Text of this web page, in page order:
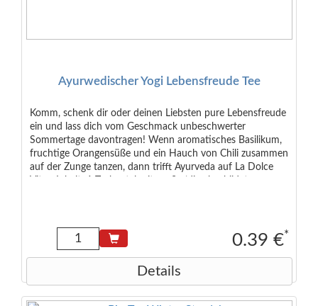
Ayurwedischer Yogi Lebensfreude Tee
Komm, schenk dir oder deinen Liebsten pure Lebensfreude
ein und lass dich vom Geschmack unbeschwerter
Sommertage davontragen! Wenn aromatisches Basilikum,
fruchtige Orangensüße und ein Hauch von Chili zusammen
auf der Zunge tanzen, dann trifft Ayurveda auf La Dolce
Pfeffer*. *kontrolliert ökologisch
0.39 €*
Details